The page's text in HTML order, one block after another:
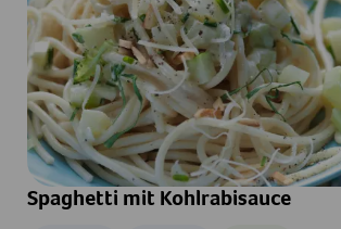
Spaghetti mit Kohlrabisauce